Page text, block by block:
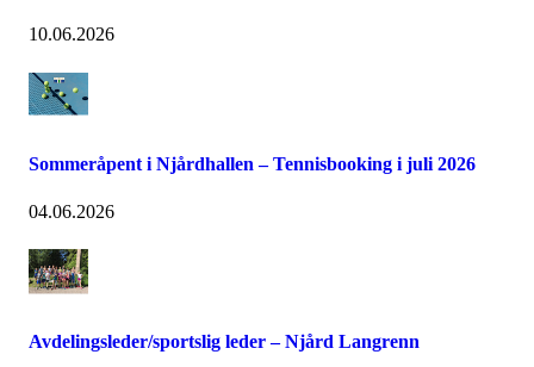
10.06.2026
Sommeråpent i Njårdhallen – Tennisbooking i juli 2026
04.06.2026
Avdelingsleder/sportslig leder – Njård Langrenn